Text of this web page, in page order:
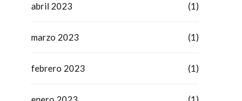
abril 2023 (1)
marzo 2023 (1)
febrero 2023 (1)